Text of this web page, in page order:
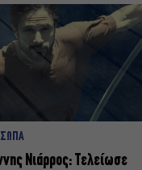
Νιάρρος: Τελείωσε